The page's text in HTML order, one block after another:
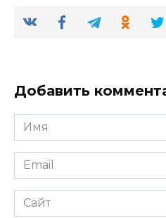
Добавить
Имя
*
Email
*
Сайт